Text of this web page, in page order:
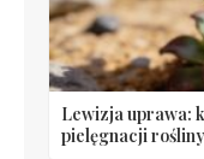
Lewizja uprawa:
pielęgnacji rośliny